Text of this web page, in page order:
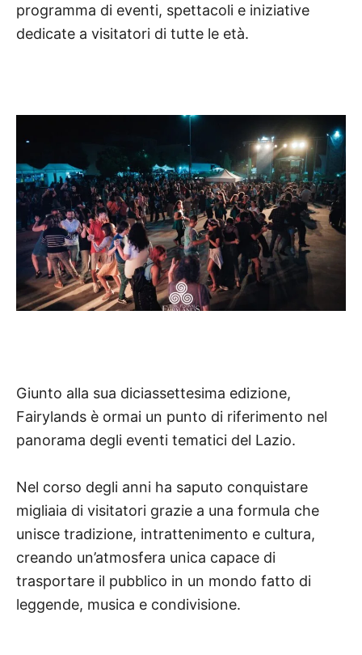
programma di eventi, spettacoli e iniziative
dedicate a visitatori di tutte le età.
Giunto alla sua diciassettesima edizione,
Fairylands è ormai un punto di riferimento nel
panorama degli eventi tematici del Lazio.
Nel corso degli anni ha saputo conquistare
migliaia di visitatori grazie a una formula che
unisce tradizione, intrattenimento e cultura,
creando un’atmosfera unica capace di
trasportare il pubblico in un mondo fatto di
leggende, musica e condivisione.